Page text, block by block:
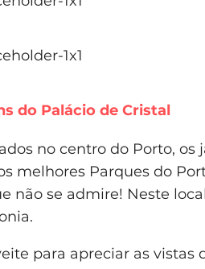
do Palácio de Cristal
no centro do Porto,
melhores Parques do
não se admire! Neste
para apreciar as